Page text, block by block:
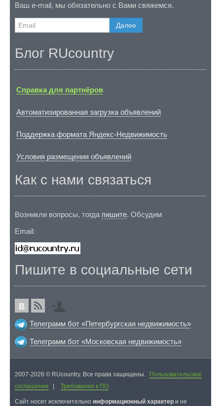
Ваш e-mail, мы обязательно с Вами свяжемся.
Далее
Блог RUcountry
Справка для партнёров
Автоматизированная загрузка объявлений
Поддержка формата Яндекс-Недвижимость
Условия размещения объявлений
Как с нами связаться
Возникли вопросы, тогда пишите. Обсудим
Email:
Пишите в социальные сети
Телеграмм бот «Петербургская недвижимость»
Телеграмм бот «Московская недвижимость»
2007-2026 © RUcountry. Все права защищены.
Пользовательское
соглашение
Требования к ПО
Cайт носит исключительно информационный характер и не